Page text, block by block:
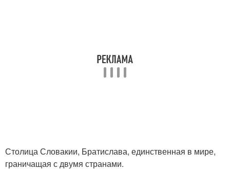
Столица Словакии, Братислава, единственная в мире,
граничащая с двумя странами.